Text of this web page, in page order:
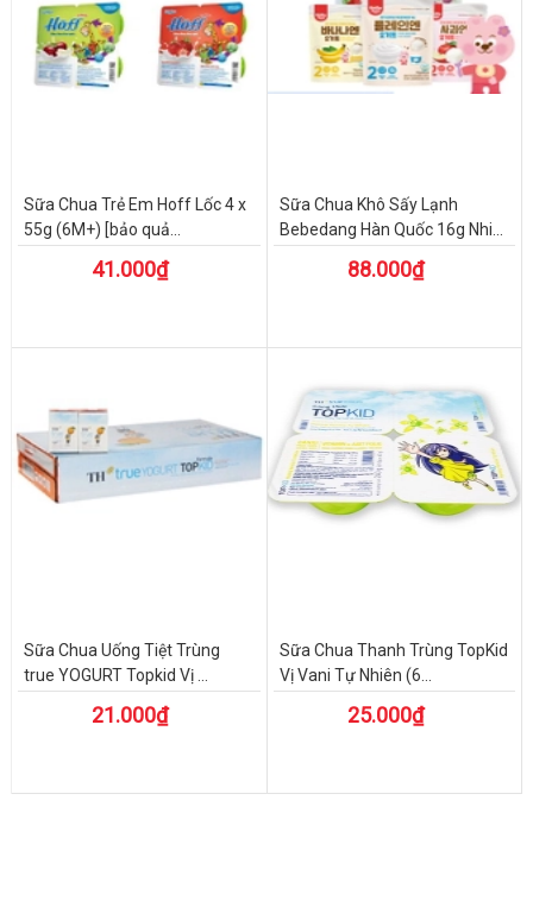
Sữa Chua Trẻ Em Hoff Lốc 4 x
55g (6M+) [bảo quả...
41.000₫
Sữa Chua Khô Sấy Lạnh
Bebedang Hàn Quốc 16g Nhi...
88.000₫
Sữa Chua Uống Tiệt Trùng
true YOGURT Topkid Vị ...
21.000₫
Sữa Chua Thanh Trùng TopKid
Vị Vani Tự Nhiên (6...
25.000₫